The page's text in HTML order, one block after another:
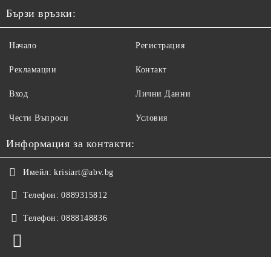
Бързи връзки:
Начало
Рекламации
Вход
Чести Въпроси
Регистрация
Контакт
Лични Данни
Условия
Информация за контакти:
Имейл: krisiart@abv.bg
Телефон: 0889315812
Телефон: 0888148836